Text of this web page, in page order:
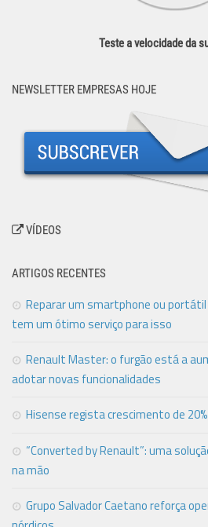
Teste a velocidade da
NEWSLETTER EMPRESAS HOJE
VÍDEOS
ARTIGOS RECENTES
Reparar um smartphone ou portátil
tem um ótimo serviço para isso
Renault Master: o furgão está a
adotar novas funcionalidades
Hisense regista crescimento de
“Converted by Renault”: uma
na mão
Grupo Salvador Caetano reforça